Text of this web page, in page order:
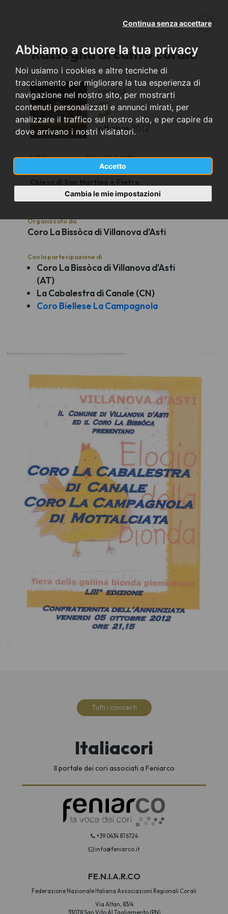
Abbiamo a cuore la tua privacy
Noi usiamo i cookies e altre tecniche di
tracciamento per migliorare la tua esperienza di
navigazione nel nostro sito, per mostrarti
contenuti personalizzati e annunci mirati, per
analizzare il traffico sul nostro sito, e per capire da
dove arrivano i nostri visitatori.
Accetto
Continua senza accettare
Cambia le mie impostazioni
Rassegna di canto corale
venerdì
5
ottobre2012
Villanova d'Asti (AT)
Chiesa di San Martino e Pietro
Organizzato da
Coro La Bissòca di Villanova d'Asti
Con la partecipazione di
Coro La Bissòca di Villanova d'Asti
(AT)
La Cabalestra di Canale (CN)
Coro Biellese La Campagnola
Tutti i concerti
Italiacori
Il portale dei cori associati a Feniarco
+39 0434 876724
info@feniarco.it
FE.N.I.A.R.CO
Federazione Nazionale Italiana Associazioni Regionali Corali
Via Altan, 83/4